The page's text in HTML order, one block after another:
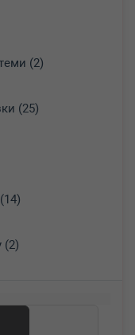
(2)
(25)
(2)